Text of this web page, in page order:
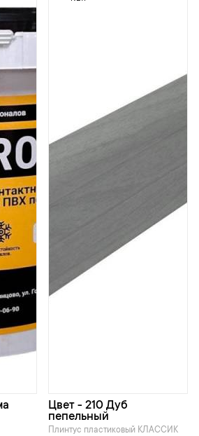
Цвет - 210 Дуб
пепельный
Плинтус пластиковый KЛАССИК